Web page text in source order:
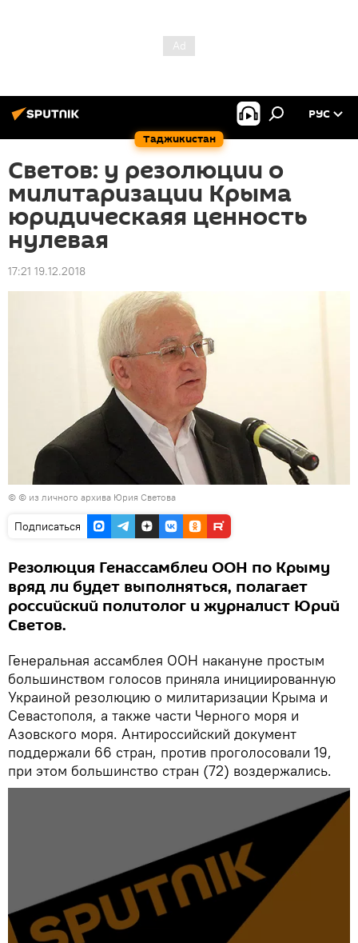
Таджикистан
РУС
Светов: у резолюции о
милитаризации Крыма
юридическаяя ценность
нулевая
17:21 19.12.2018
© © из личного архива Юрия Светова
Подписаться
Резолюция Генассамблеи ООН по Крыму
вряд ли будет выполняться, полагает
российский политолог и журналист Юрий
Светов.
Генеральная ассамблея ООН накануне простым
большинством голосов приняла инициированную
Украиной резолюцию о милитаризации Крыма и
Севастополя, а также части Черного моря и
Азовского моря. Антироссийский документ
поддержали 66 стран, против проголосовали 19,
при этом большинство стран (72) воздержались.